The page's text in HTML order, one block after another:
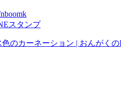
スタンプ
のカーネーション | おんがくの